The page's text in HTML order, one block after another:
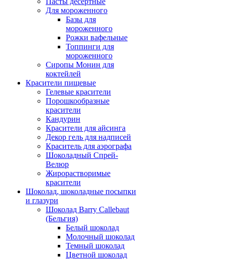
Для мороженного
Базы для
мороженного
Рожки вафельные
Топпинги для
мороженного
Сиропы Монин для
коктейлей
Красители пищевые
Гелевые красители
Порошкообразные
красители
Кандурин
Красители для айсинга
Декор гель для надписей
Краситель для аэрографа
Шоколадный Спрей-
Велюр
Жирорастворимые
красители
Шоколад, шоколадные посыпки
и глазури
Шоколад Barry Callebaut
(Бельгия)
Белый шоколад
Молочный шоколад
Темный шоколад
Цветной шоколад